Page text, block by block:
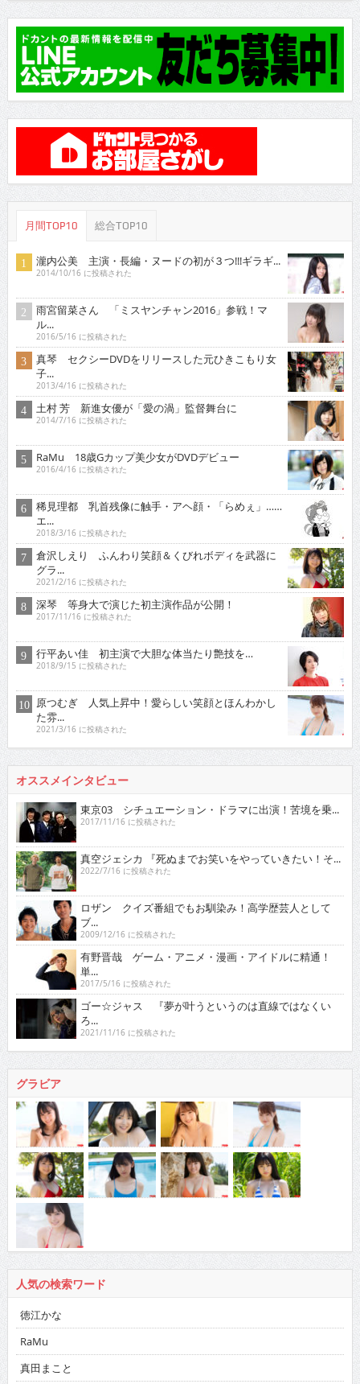
月間TOP10 総合TOP10
瀧内公美 主演・長編・ヌードの初が３つ!!!ギラギ...
2014/10/16 に投稿された
雨宮留菜さん 「ミスヤンチャン2016」参戦！マ
ル...
2016/5/16 に投稿された
真琴 セクシーDVDをリリースした元ひきこもり女
子...
2013/4/16 に投稿された
土村 芳 新進女優が「愛の渦」監督舞台に
2014/7/16 に投稿された
RaMu 18歳Gカップ美少女がDVDデビュー
2016/4/16 に投稿された
稀見理都 乳首残像に触手・アヘ顔・「らめぇ」……
エ...
2018/3/16 に投稿された
倉沢しえり ふんわり笑顔＆くびれボディを武器に
グラ...
2021/2/16 に投稿された
深琴 等身大で演じた初主演作品が公開！
2017/11/16 に投稿された
行平あい佳 初主演で大胆な体当たり艶技を…
2018/9/15 に投稿された
原つむぎ 人気上昇中！愛らしい笑顔とほんわかし
た雰...
2021/3/16 に投稿された
オススメインタビュー
東京03 シチュエーション・ドラマに出演！苦境を乗...
2017/11/16 に投稿された
真空ジェシカ 『死ぬまでお笑いをやっていきたい！そ...
2022/7/16 に投稿された
ロザン クイズ番組でもお馴染み！高学歴芸人として
ブ...
2009/12/16 に投稿された
有野晋哉 ゲーム・アニメ・漫画・アイドルに精通！
単...
2017/5/16 に投稿された
ゴー☆ジャス 『夢が叶うというのは直線ではなくい
ろ...
2021/11/16 に投稿された
グラビア
人気の検索ワード
徳江かな
RaMu
真田まこと